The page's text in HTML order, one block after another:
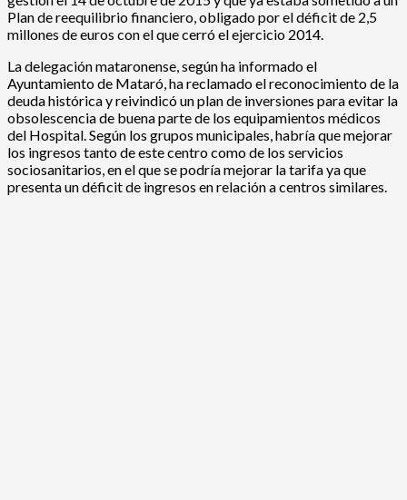
Plan de reequilibrio financiero, obligado por el déficit de 2,5
millones de euros con el que cerró el ejercicio 2014.
La delegación mataronense, según ha informado el
Ayuntamiento de Mataró, ha reclamado el reconocimiento de la
deuda histórica y reivindicó un plan de inversiones para evitar la
obsolescencia de buena parte de los equipamientos médicos
del Hospital. Según los grupos municipales, habría que mejorar
los ingresos tanto de este centro como de los servicios
sociosanitarios, en el que se podría mejorar la tarifa ya que
presenta un déficit de ingresos en relación a centros similares.